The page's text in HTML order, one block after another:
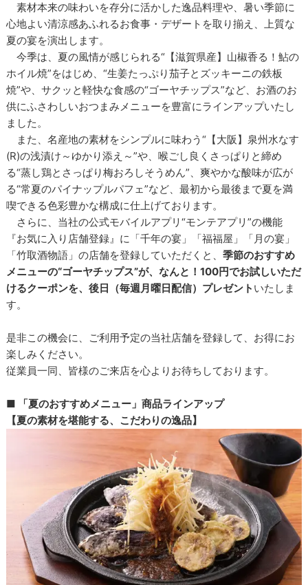
素材本来の味わいを存分に活かした逸品料理や、暑い季節に
心地よい清涼感あふれるお食事・デザートを取り揃え、上質な
夏の宴を演出します。
今季は、夏の風情が感じられる“【滋賀県産】山椒香る！鮎の
ホイル焼”をはじめ、“生姜たっぷり茄子とズッキーニの鉄板
焼”や、サクッと軽快な食感の“ゴーヤチップス”など、お酒のお
供にふさわしいおつまみメニューを豊富にラインアップいたし
ました。
また、名産地の素材をシンプルに味わう“【大阪】泉州水なす
(R)の浅漬け～ゆかり添え～”や、喉ごし良くさっぱりと締め
る“蒸し鶏とさっぱり梅おろしそうめん”、爽やかな酸味が広が
る“常夏のパイナップルパフェ”など、最初から最後まで夏を満
喫できる色彩豊かな構成に仕上げております。
さらに、当社の公式モバイルアプリ“モンテアプリ”の機能
『お気に入り店舗登録』に「千年の宴」「福福屋」「月の宴」
「竹取酒物語」の店舗を登録していただくと、季節のおすすめ
メニューの“ゴーヤチップス”が、なんと！100円でお試しいただ
けるクーポンを、後日（毎週月曜日配信）プレゼント いたしま
す。
是非この機会に、ご利用予定の当社店舗を登録して、お得にお
楽しみください。
従業員一同、皆様のご来店を心よりお待ちしております。
■ 「夏のおすすめメニュー」商品ラインアップ
【夏の素材を堪能する、こだわりの逸品】